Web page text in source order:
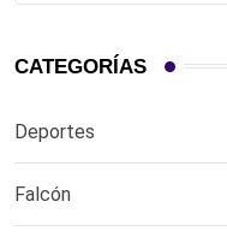
CATEGORÍAS
Deportes
Falcón